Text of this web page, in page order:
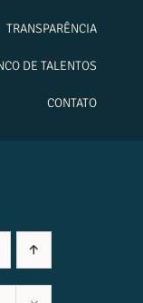
TRANSPARÊNCIA
DE TALENTOS
CONTATO